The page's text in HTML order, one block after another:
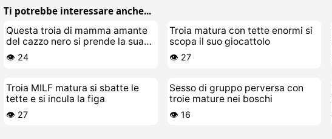
Ti potrebbe interessare anche...
Questa troia di mamma amante
del cazzo nero si prende la sua
sborrata quotidiana
👁️ 24
Troia matura con tette enormi si
scopa il suo giocattolo
👁️ 27
Troia MILF matura si sbatte le
tette e si incula la figa
👁️ 27
Sesso di gruppo perversa con
troie mature nei boschi
👁️ 16